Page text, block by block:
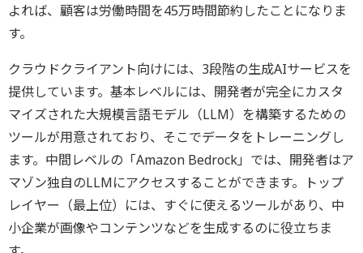
よれば、顧客は労働時間を45万時間節約したことになりま
す。
クラウドクライアント向けには、3段階の生成AIサービスを
提供しています。基本レベルには、開発者が完全にカスタ
マイズされた大規模言語モデル（LLM）を構築するための
ツールが用意されており、そこでデータをトレーニングし
ます。中間レベルの「Amazon Bedrock」では、開発者はア
マゾン独自のLLMにアクセスすることができます。トップ
レイヤー（最上位）には、すぐに使えるツールがあり、中
小企業が画像やコンテンツなどを生成するのに役立ちま